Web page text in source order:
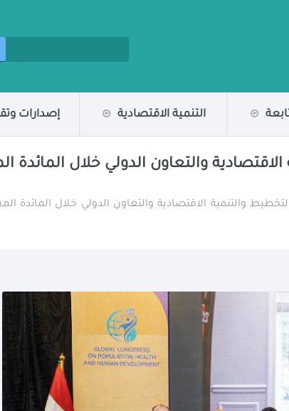
التنمية الاقتصادية إصدارات
الاقتصادية والتعاون الدولي خلال
والتنمية الاقتصادية والتعاون الدولي خلال